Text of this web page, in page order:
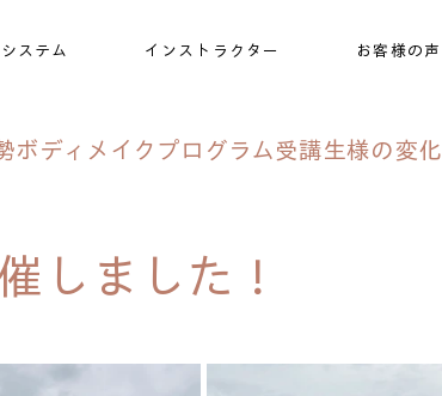
ステム インストラクター お客様の声
ボディメイクプログラム受講生様の変化
しました！